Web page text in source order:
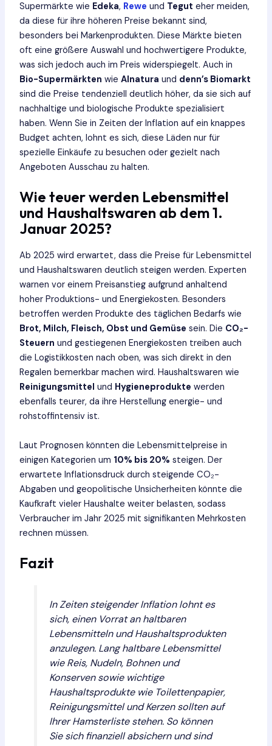
Supermärkte wie Edeka, Rewe und Tegut eher meiden,
da diese für ihre höheren Preise bekannt sind,
besonders bei Markenprodukten. Diese Märkte bieten
oft eine größere Auswahl und hochwertigere Produkte,
was sich jedoch auch im Preis widerspiegelt. Auch in
Bio-Supermärkten wie Alnatura und denn’s Biomarkt
sind die Preise tendenziell deutlich höher, da sie sich auf
nachhaltige und biologische Produkte spezialisiert
haben. Wenn Sie in Zeiten der Inflation auf ein knappes
Budget achten, lohnt es sich, diese Läden nur für
spezielle Einkäufe zu besuchen oder gezielt nach
Angeboten Ausschau zu halten.
Wie teuer werden Lebensmittel
und Haushaltswaren ab dem 1.
Januar 2025?
Ab 2025 wird erwartet, dass die Preise für Lebensmittel
und Haushaltswaren deutlich steigen werden. Experten
warnen vor einem Preisanstieg aufgrund anhaltend
hoher Produktions- und Energiekosten. Besonders
betroffen werden Produkte des täglichen Bedarfs wie
Brot, Milch, Fleisch, Obst und Gemüse sein. Die CO₂-
Steuern und gestiegenen Energiekosten treiben auch
die Logistikkosten nach oben, was sich direkt in den
Regalen bemerkbar machen wird. Haushaltswaren wie
Reinigungsmittel und Hygieneprodukte werden
ebenfalls teurer, da ihre Herstellung energie- und
rohstoffintensiv ist.
Laut Prognosen könnten die Lebensmittelpreise in
einigen Kategorien um 10% bis 20% steigen. Der
erwartete Inflationsdruck durch steigende CO₂-
Abgaben und geopolitische Unsicherheiten könnte die
Kaufkraft vieler Haushalte weiter belasten, sodass
Verbraucher im Jahr 2025 mit signifikanten Mehrkosten
rechnen müssen.
Fazit
In Zeiten steigender Inflation lohnt es
sich, einen Vorrat an haltbaren
Lebensmitteln und Haushaltsprodukten
anzulegen. Lang haltbare Lebensmittel
wie Reis, Nudeln, Bohnen und
Konserven sowie wichtige
Haushaltsprodukte wie Toilettenpapier,
Reinigungsmittel und Kerzen sollten auf
Ihrer Hamsterliste stehen. So können
Sie sich finanziell absichern und sind